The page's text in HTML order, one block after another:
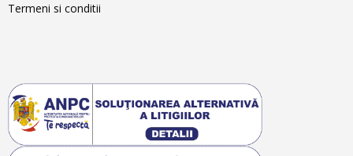
Termeni si conditii